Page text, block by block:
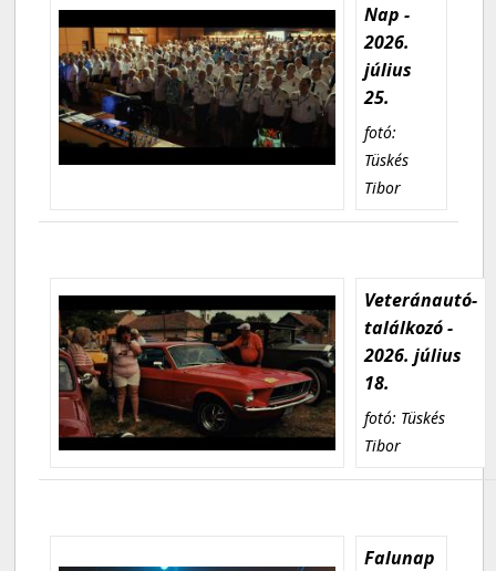
Nap -
2026.
július
25.
fotó:
Tüskés
Tibor
Veteránautó-
találkozó -
2026. július
18.
fotó: Tüskés
Tibor
Falunap